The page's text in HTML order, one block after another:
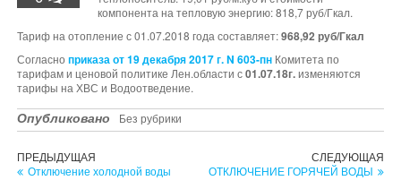
компонента на тепловую энергию: 818,7 руб/Гкал.
Тариф на отопление с 01.07.2018 года составляет:968,92 руб/Гкал
Согласноприказа от 19 декабря 2017 г. N 603-пн Комитета по
тарифам и ценовой политике Лен.области с01.07.18г.изменяются
тарифы на ХВС и Водоотведение.
Опубликовано Без рубрики
Навигация
Предыдущая
запись
ПРЕДЫДУЩАЯ
Отключение холодной воды
СЛЕДУЮЩАЯ
ОТКЛЮЧЕНИЕ ГОРЯЧЕЙ ВОДЫ